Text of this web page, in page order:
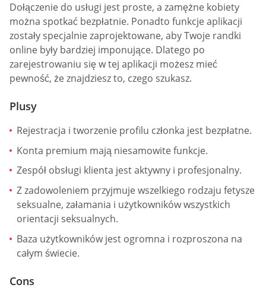
Dołączenie do usługi jest proste, a zamężne kobiety
można spotkać bezpłatnie. Ponadto funkcje aplikacji
zostały specjalnie zaprojektowane, aby Twoje randki
online były bardziej imponujące. Dlatego po
zarejestrowaniu się w tej aplikacji możesz mieć
pewność, że znajdziesz to, czego szukasz.
Plusy
Rejestracja i tworzenie profilu członka jest bezpłatne.
Konta premium mają niesamowite funkcje.
Zespół obsługi klienta jest aktywny i profesjonalny.
Z zadowoleniem przyjmuje wszelkiego rodzaju fetysze
seksualne, załamania i użytkowników wszystkich
orientacji seksualnych.
Baza użytkowników jest ogromna i rozproszona na
całym świecie.
Cons